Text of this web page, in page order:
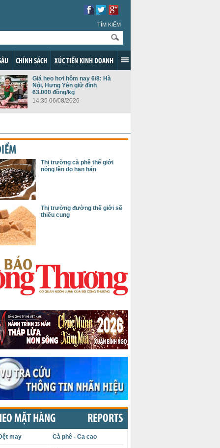
TÌM KIẾM
CHÍNH SÁCH XÚC TIẾN KINH DOANH
Giá heo hơi hôm nay 6/8: Hà
Nội, Hưng Yên giữ đỉnh
63.000 đồng/kg
14:35 06/08/2026
Thị trường cà phê thế giới
nóng lên do hạn hán
Thị trường đường thế giới sẽ
thiếu cung
MẶT HÀNG REPORTS
may Cà phê - Ca cao